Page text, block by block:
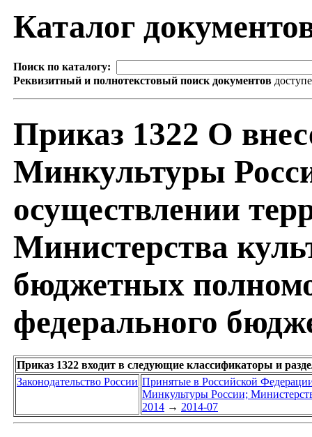
Каталог
Поиск по каталогу:
Реквизитный и полнотекстовый поиск документов
Приказ 1322 О
Минкультуры
осуществлении
Министерства
бюджетных
федерального
Приказ 1322 входит в следующие классификаторы и
Законодательство России Принятые в Российской
Минкультуры России;
2014 → 2014-07